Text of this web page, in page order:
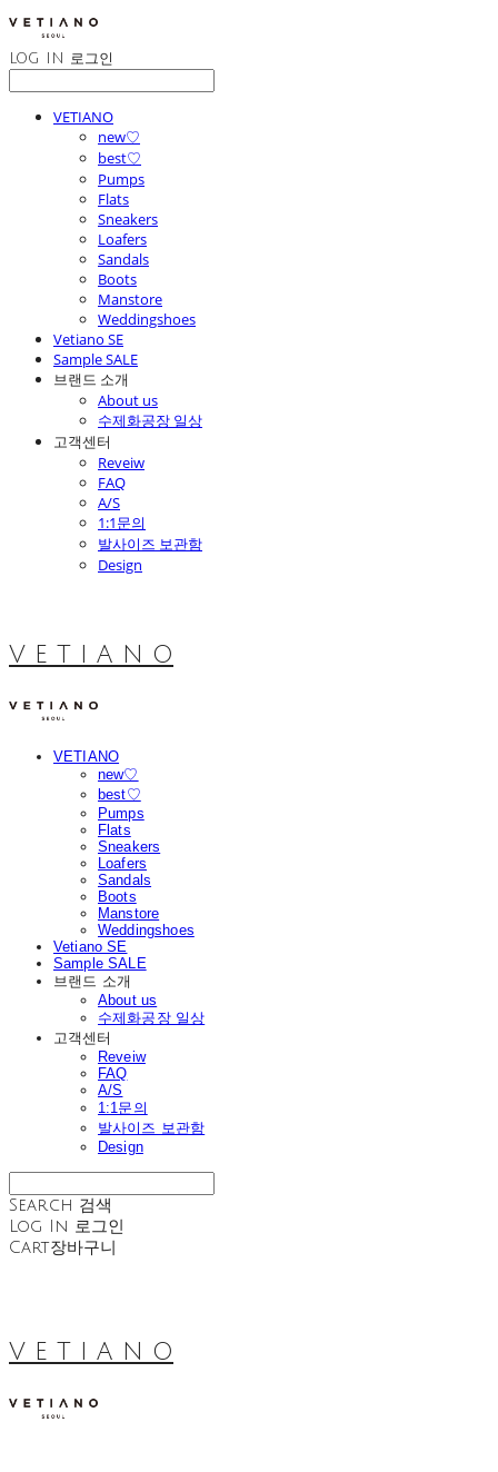
LOG IN 로그인
VETIANO
new♡
best♡
Pumps
Flats
Sneakers
Loafers
Sandals
Boots
Manstore
Weddingshoes
Vetiano SE
Sample SALE
브랜드 소개
About us
수제화공장 일상
고객센터
Reveiw
FAQ
A/S
1:1문의
발사이즈 보관함
Design
V E T I A N O
VETIANO
new♡
best♡
Pumps
Flats
Sneakers
Loafers
Sandals
Boots
Manstore
Weddingshoes
Vetiano SE
Sample SALE
브랜드 소개
About us
수제화공장 일상
고객센터
Reveiw
FAQ
A/S
1:1문의
발사이즈 보관함
Design
Search 검색
Log In 로그인
Cart장바구니
V E T I A N O